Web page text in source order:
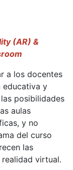
(AR) &
a los docentes
educativa y
posibilidades
aulas
y no
del curso
las
virtual.